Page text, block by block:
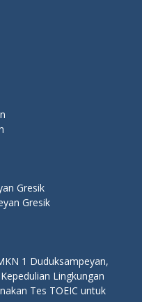
Gresik
Gresik
1 Duduksampeyan,
Lingkungan
Tes TOEIC untuk